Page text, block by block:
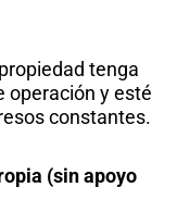
tenga
operación y esté
constantes.
(sin apoyo